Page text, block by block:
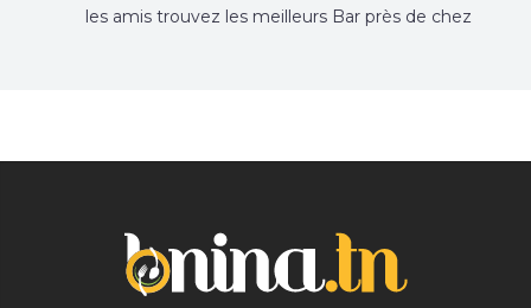
les amis trouvez les meilleurs Bar près de chez